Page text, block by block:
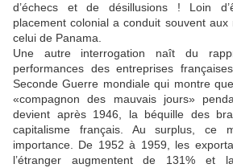
d’échecs et de désillusions ! Loin
placement colonial a conduit souvent
celui de Panama.
Une autre interrogation naît du
performances des entreprises
Seconde Guerre mondiale qui montre
«compagnon des mauvais jours»
devient après 1946, la béquille des
capitalisme français. Au surplus, ce
importance. De 1952 à 1959, les
l’étranger augmentent de 131% et